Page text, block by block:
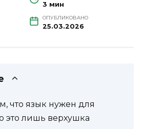
3 мин
ОПУБЛИКОВАНО
25.03.2026
что язык нужен для
это лишь верхушка